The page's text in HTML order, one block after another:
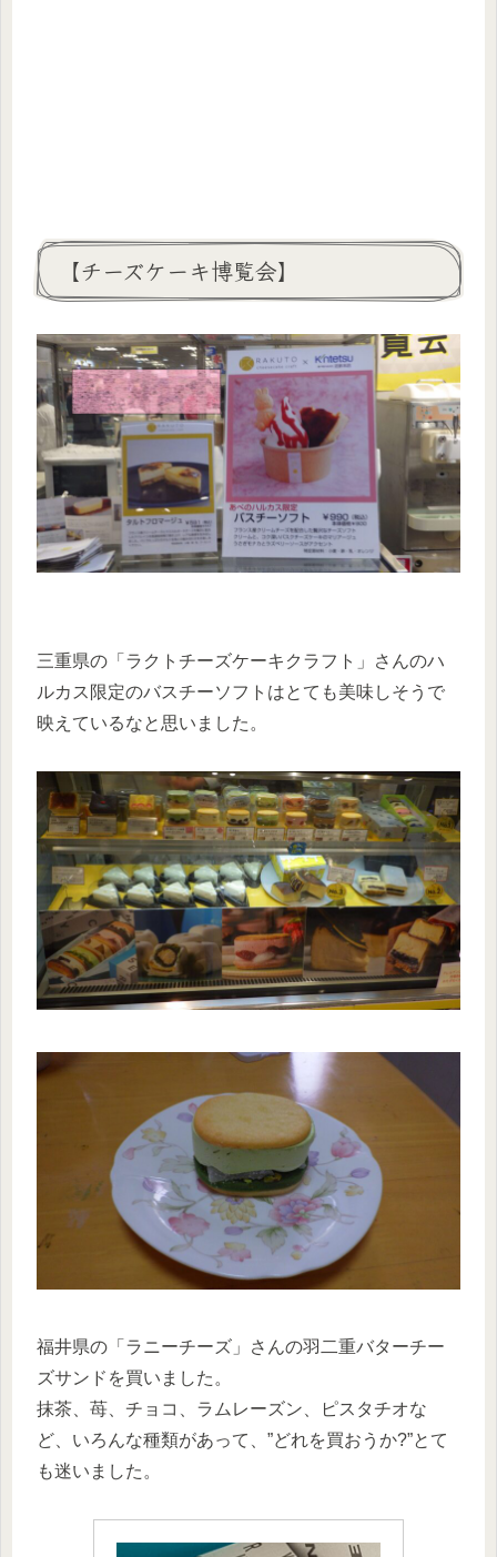
【チーズケーキ博覧会】
三重県の「ラクトチーズケーキクラフト」さんのハ
ルカス限定のバスチーソフトはとても美味しそうで
映えているなと思いました。
福井県の「ラニーチーズ」さんの羽二重バターチー
ズサンドを買いました。
抹茶、苺、チョコ、ラムレーズン、ピスタチオな
ど、いろんな種類があって、”どれを買おうか?”とて
も迷いました。